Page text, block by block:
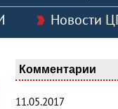
Новости
Комментарии
11.05.2017